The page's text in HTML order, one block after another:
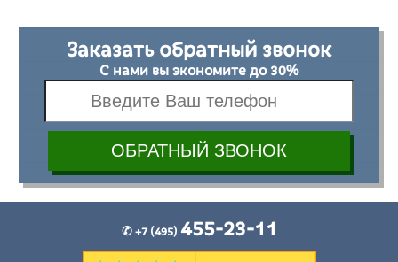
Заказать обратный звонок
С нами вы экономите до 30%
✆ +7 (495) 455-23-11